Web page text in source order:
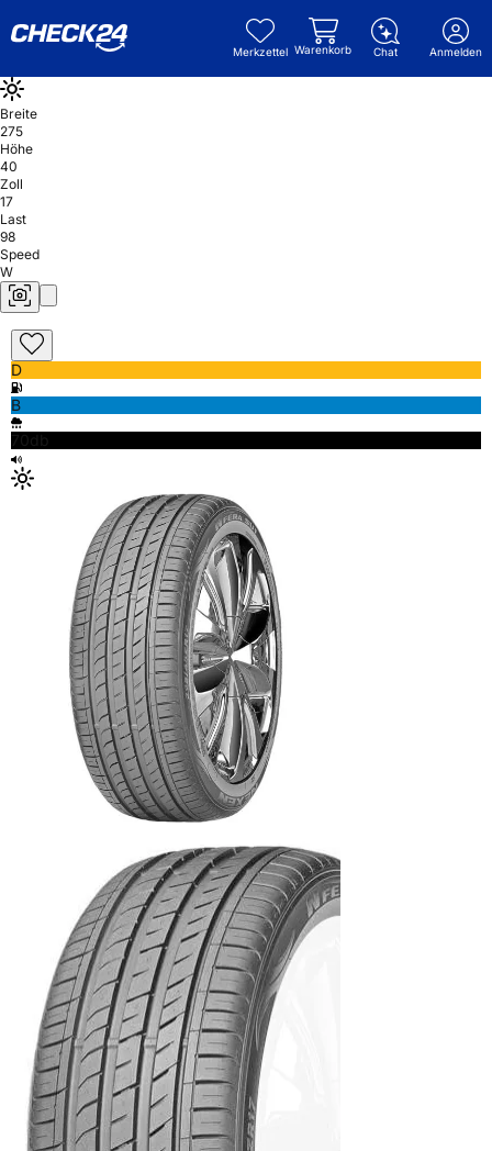
Merkzettel Warenkorb Chat Anmelden
Breite
275
Höhe
40
Zoll
17
Last
98
Speed
W
D
B
70db